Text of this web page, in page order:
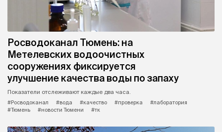
Росводоканал Тюмень: на
Метелевских водоочистных
сооружениях фиксируется
улучшение качества воды по запаху
Показатели отслеживают каждые два часа.
#Росводоканал
#вода #качество #проверка
#лаборатория
#Тюмень
#новости Тюмени #тк